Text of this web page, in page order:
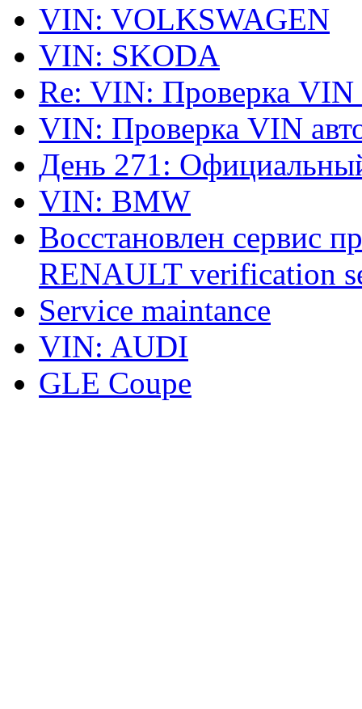
VIN: VOLKSWAGEN
VIN: SKODA
Re: VIN: Проверка VIN
VIN: Проверка VIN
День 271:
VIN: BMW
Восстановлен сервис
RENAULT verification
Service maintance
VIN: AUDI
GLE Coupe